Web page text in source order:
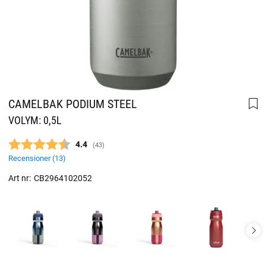
CAMELBAK PODIUM STEEL
VOLYM: 0,5L
Snittbetyg:
4.4 (röster:
43)
Recensioner (13)
Art nr: CB2964102052